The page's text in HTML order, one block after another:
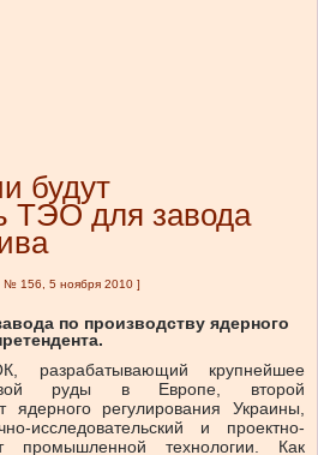
будут
ТЭО для завода
№ 156, 5 ноября 2010 ]
по производству ядерного
разрабатывающий крупнейшее
руды в Европе, второй
ядерного регулирования Украины,
исследовательский и проектно-
промышленной технологии. Как